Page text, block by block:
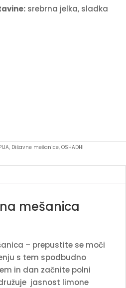
srebrna jelka, sladka
, Dišavne mešanice, OSHADHI
mešanica
– prepustite se moči
s tem spodbudno
in dan začnite polni
jasnost limone